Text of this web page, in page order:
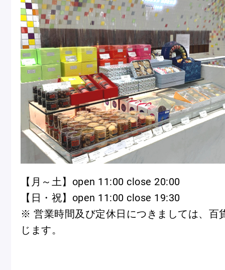
焼き菓子
Sablé et gateaux de
voyage
ク
他
紅茶
Thés
贈
アイス
Glaces
【月～土】open 11:00 close 20:00
【日・祝】open 11:00 close 19:30
※ 営業時間及び定休日につきましては、百
じます。